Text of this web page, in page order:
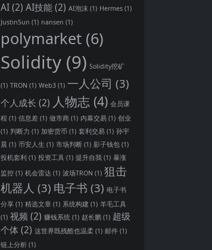
AI(2) AI技能(2) AI泡沫 (1) Hermes (1)
JustinSun (1) nansen (1)
polymarket (6)
Solidity (9) Solidity挖矿
(1) TRON (1) Web3 (1) 一人公司 (3)
个人成长 (2) 人物志 (4) 会员课
程 (1) 信息差 (1) 做市商 (1) 内幕交易 (1) 创业
(1) 判断力 (1) 加密货币 (1) 套利交易 (1) 孙宇
晨 (1) 币安人生 (1) 市场判断 (1) 影子钱包 (1)
投机套利 (1) 投资工具 (1) 提升自我 (1) 暴涨
监控 (1) 机会雷达 (1) 波场TRON (1) 狙击
机器人 (3) 电子书 (3) 电子书
分享 (1) 精选文章 (1) 系统构建 (1) 羊毛工具
(1) 视频 (2) 赚钱系统 (1) 赵长鹏 (1) 超级
个体(2) 这世界既残酷也温柔 (1) 邮件 (1)
链上分析 (1)